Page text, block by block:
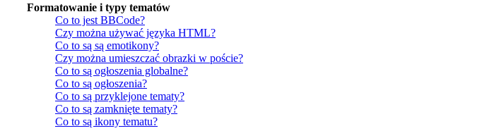
Formatowanie i typy tematów
Co to jest BBCode?
Czy można używać języka HTML?
Co to są są emotikony?
Czy można umieszczać obrazki w poście?
Co to są ogłoszenia globalne?
Co to są ogłoszenia?
Co to są przyklejone tematy?
Co to są zamknięte tematy?
Co to są ikony tematu?